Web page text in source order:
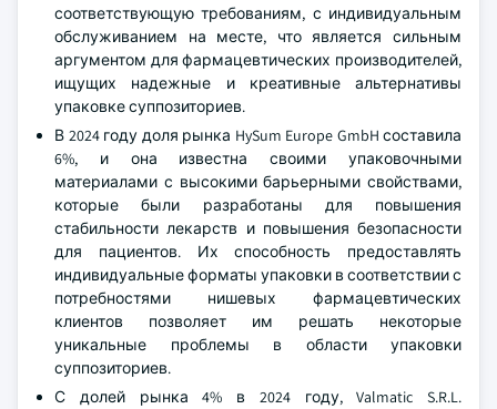
соответствующую требованиям, с индивидуальным
обслуживанием на месте, что является сильным
аргументом для фармацевтических производителей,
ищущих надежные и креативные альтернативы
упаковке суппозиториев.
В 2024 году доля рынка HySum Europe GmbH составила
6%, и она известна своими упаковочными
материалами с высокими барьерными свойствами,
которые были разработаны для повышения
стабильности лекарств и повышения безопасности
для пациентов. Их способность предоставлять
индивидуальные форматы упаковки в соответствии с
потребностями нишевых фармацевтических
клиентов позволяет им решать некоторые
уникальные проблемы в области упаковки
суппозиториев.
С долей рынка 4% в 2024 году, Valmatic S.R.L.